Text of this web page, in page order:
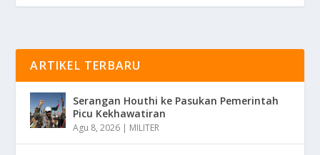
ARTIKEL TERBARU
Serangan Houthi ke Pasukan Pemerintah
Picu Kekhawatiran
Agu 8, 2026 | MILITER